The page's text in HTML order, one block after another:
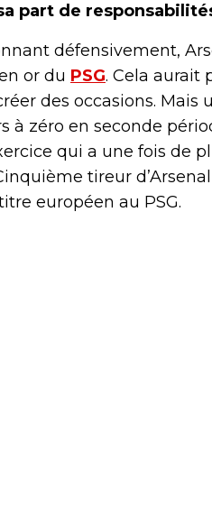
part de
défensivement,
or du PSG. Cela aurait
des occasions.
à zéro en seconde
qui a une fois de
tireur
européen au PSG.